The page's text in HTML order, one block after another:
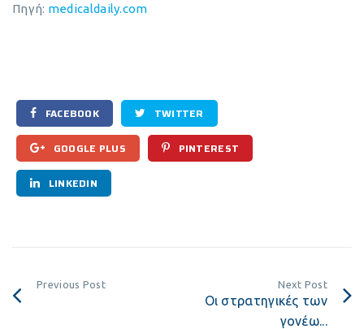
Πηγή: medicaldaily.com
FACEBOOK TWITTER
GOOGLE PLUS PINTEREST
LINKEDIN
Previous Post Next Post
Οι στρατηγικές των
γονέω...